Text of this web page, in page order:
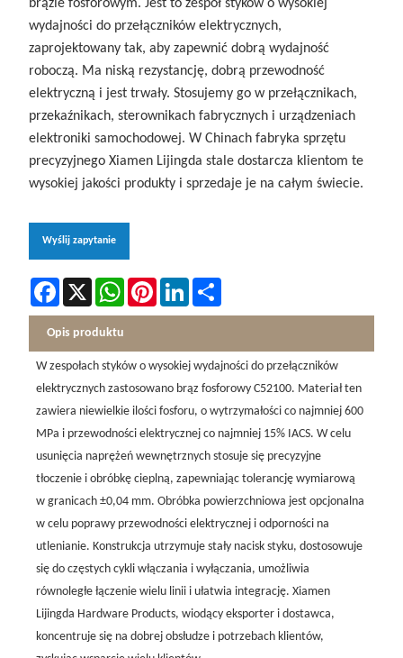
brązie fosforowym. Jest to zespół styków o wysokiej
wydajności do przełączników elektrycznych,
zaprojektowany tak, aby zapewnić dobrą wydajność
roboczą. Ma niską rezystancję, dobrą przewodność
elektryczną i jest trwały. Stosujemy go w przełącznikach,
przekaźnikach, sterownikach fabrycznych i urządzeniach
elektroniki samochodowej. W Chinach fabryka sprzętu
precyzyjnego Xiamen Lijingda stale dostarcza klientom te
wysokiej jakości produkty i sprzedaje je na całym świecie.
Wyślij zapytanie
Facebook
X WhatsAppPinterestLinkedIn
Opis produktu
W zespołach styków o wysokiej wydajności do przełączników
elektrycznych zastosowano brąz fosforowy C52100. Materiał ten
zawiera niewielkie ilości fosforu, o wytrzymałości co najmniej 600
MPa i przewodności elektrycznej co najmniej 15% IACS. W celu
usunięcia naprężeń wewnętrznych stosuje się precyzyjne
tłoczenie i obróbkę cieplną, zapewniając tolerancję wymiarową
w granicach ±0,04 mm. Obróbka powierzchniowa jest opcjonalna
w celu poprawy przewodności elektrycznej i odporności na
utlenianie. Konstrukcja utrzymuje stały nacisk styku, dostosowuje
się do częstych cykli włączania i wyłączania, umożliwia
równoległe łączenie wielu linii i ułatwia integrację. Xiamen
Lijingda Hardware Products, wiodący eksporter i dostawca,
koncentruje się na dobrej obsłudze i potrzebach klientów,